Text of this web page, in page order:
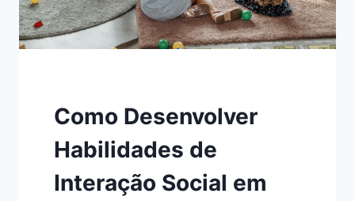
Como Desenvolver
Habilidades de
Interação Social em